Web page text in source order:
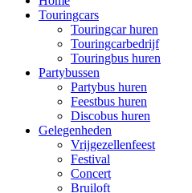
Touringcars
Touringcar huren
Touringcarbedrijf
Touringbus huren
Partybussen
Partybus huren
Feestbus huren
Discobus huren
Gelegenheden
Vrijgezellenfeest
Festival
Concert
Bruiloft